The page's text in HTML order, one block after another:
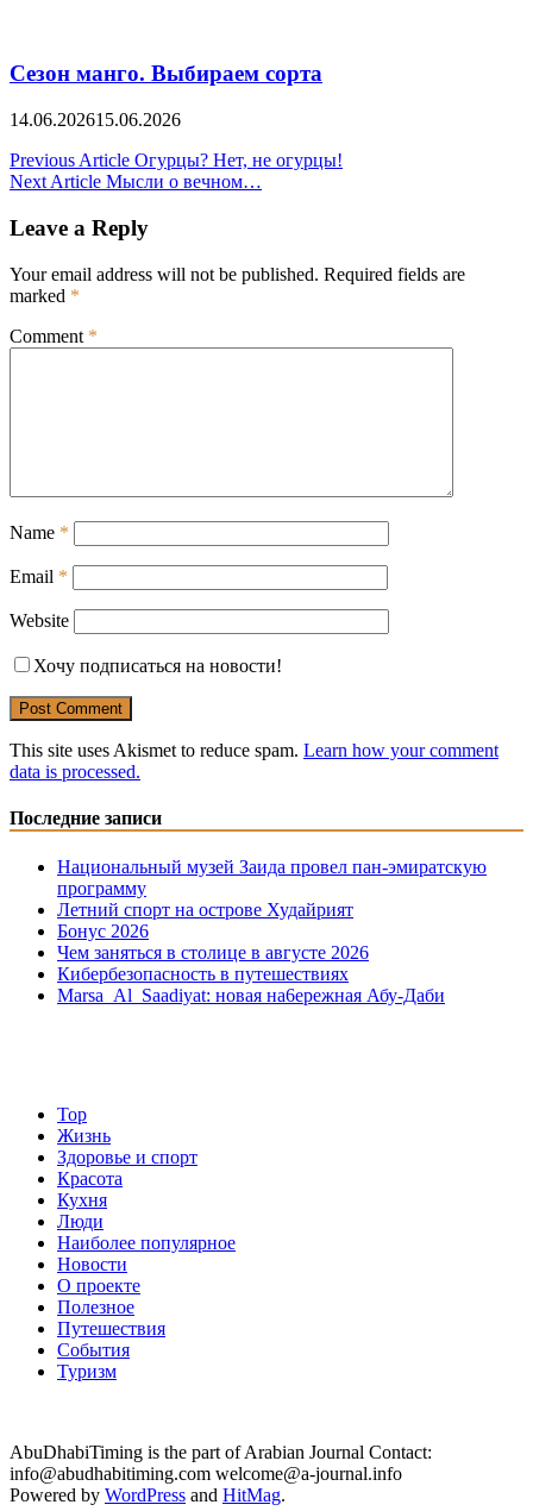
Сезон манго. Выбираем сорта
14.06.202615.06.2026
Post
navigation
Previous Article Огурцы? Нет, не огурцы!
Next Article Мысли о вечном…
Leave a Reply
Your email address will not be published. Required fields are
marked *
Comment *
Name *
Email *
Website
Хочу подписаться на новости!
This site uses Akismet to reduce spam. Learn how your comment
data is processed.
Последние записи
Национальный музей Заида провел пан-эмиратскую
программу
Летний спорт на острове Худайрият
Бонус 2026
Чем заняться в столице в августе 2026
Кибербезопасность в путешествиях
Marsa Al Saadiyat: новая на6ережная Абу-Даби
Top
Жизнь
Здоровье и спорт
Красота
Кухня
Люди
Наиболее популярное
Новости
О проекте
Полезное
Путешествия
События
Туризм
AbuDhabiTiming is the part of Arabian Journal Contact:
info@abudhabitiming.com welcome@a-journal.info
Powered by WordPress and HitMag.